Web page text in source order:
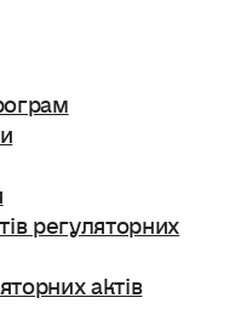
регуляторних
актів